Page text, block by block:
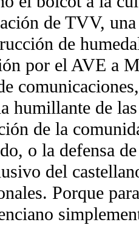
de TVV, una
de
por el AVE a
humillante de
de la
o la defensa
del
Porque